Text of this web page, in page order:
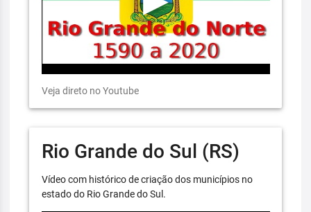
Veja direto no Youtube
Rio Grande do Sul (RS)
Vídeo com histórico de criação dos municípios no
estado do Rio Grande do Sul.